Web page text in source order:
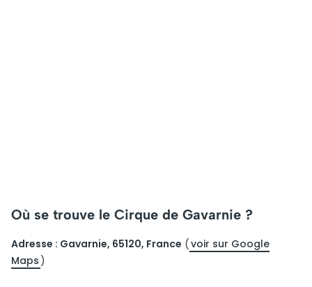
Où se trouve le Cirque de Gavarnie ?
Adresse : Gavarnie, 65120, France (voir sur Google
Maps )